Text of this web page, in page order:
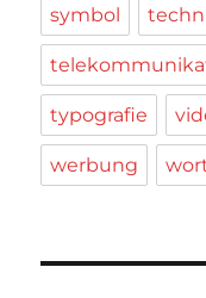
symbol
typografie
werbung